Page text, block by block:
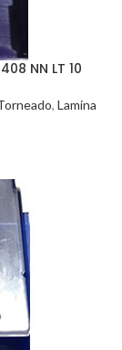
NN LT 10
, Lamina